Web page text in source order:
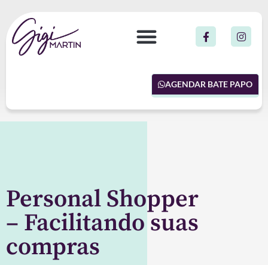
AGENDAR BATE PAPO
Personal Shopper
– Facilitando suas
compras